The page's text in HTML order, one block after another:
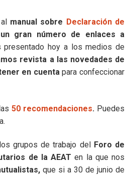
manual sobre Declaración de
gran número de enlaces a
presentado hoy a los medios de
revista a las novedades de
en cuenta para confeccionar
50 recomendaciones. Puedes
grupos de trabajo del Foro de
de la AEAT en la que nos
que si a 30 de junio de